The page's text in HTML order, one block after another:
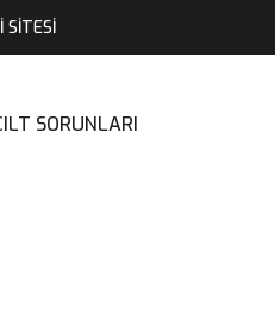
SİTESİ
SORUNLARI